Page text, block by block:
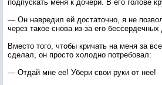
подпускать меня к дочери. В его голове
— Он навредил ей достаточно, я не
через такое снова из-за его бессердечных
Вместо того, чтобы кричать на меня за
сделал, он просто холодно потребовал:
— Отдай мне ее! Убери свои руки от нее!